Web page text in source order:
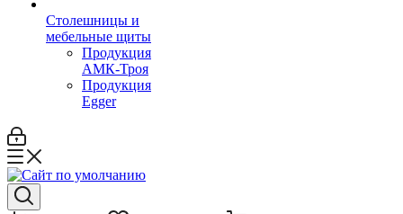
Столешницы и
мебельные щиты
Продукция
АМК-Троя
Продукция
Egger